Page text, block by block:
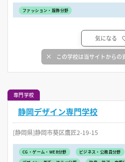
ファッション・服飾分野
気になる
この学校は当サイトからの
専門学校
静岡デザイン専門学校
[静岡県]静岡市葵区鷹匠2-19-15
CG・ゲーム・WEB分野 ビジネス・公務員分野